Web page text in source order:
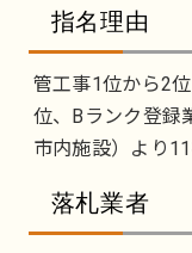
指名理由
管工事1位から2
位、Bランク登録
市内施設）より11
落札業者